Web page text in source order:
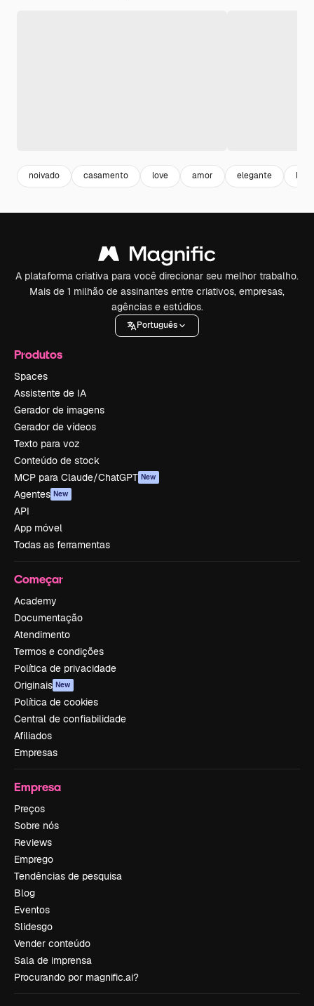
noivado casamento love amor elegante
A plataforma criativa para você direcionar seu melhor trabalho.
Mais de 1 milhão de assinantes entre criativos, empresas,
agências e estúdios.
Português
Produtos
Spaces
Assistente de IA
Gerador de imagens
Gerador de vídeos
Texto para voz
Conteúdo de stock
MCP para Claude/ChatGPT New
Agentes New
API
App móvel
Todas as ferramentas
Começar
Academy
Documentação
Atendimento
Termos e condições
Política de privacidade
Originais New
Política de cookies
Central de confiabilidade
Afiliados
Empresas
Empresa
Preços
Sobre nós
Reviews
Emprego
Tendências de pesquisa
Blog
Eventos
Slidesgo
Vender conteúdo
Sala de imprensa
Procurando por magnific.ai?